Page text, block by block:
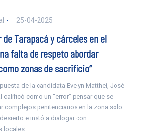
25-04-2025
de Tarapacá y cárceles en el
falta de respeto abordar
zonas de sacrificio”
de la candidata Evelyn Matthei, José
calificó como un “error” pensar que se
complejos penitenciarios en la zona solo
e instó a dialogar con
locales.